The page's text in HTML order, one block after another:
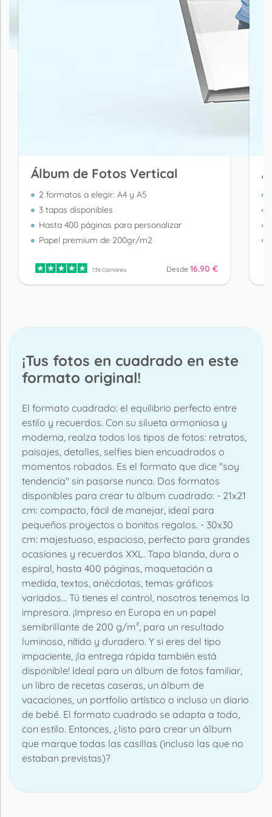
Álbum de Fotos Vertical
2 formatos a elegir: A4 y A5
3 tapas disponibles
Hasta 400 páginas para personalizar
Papel premium de 200gr/m2
736 Opiniones Desde 16.90 €
¡Tus fotos en cuadrado en este
formato original!
El formato cuadrado: el equilibrio perfecto entre
estilo y recuerdos. Con su silueta armoniosa y
moderna, realza todos los tipos de fotos: retratos,
paisajes, detalles, selfies bien encuadrados o
momentos robados. Es el formato que dice "soy
tendencia" sin pasarse nunca. Dos formatos
disponibles para crear tu álbum cuadrado: - 21x21
cm: compacto, fácil de manejar, ideal para
pequeños proyectos o bonitos regalos. - 30x30
cm: majestuoso, espacioso, perfecto para grandes
ocasiones y recuerdos XXL. Tapa blanda, dura o
espiral, hasta 400 páginas, maquetación a
medida, textos, anécdotas, temas gráficos
variados... Tú tienes el control, nosotros tenemos la
impresora. ¡Impreso en Europa en un papel
semibrillante de 200 g/m², para un resultado
luminoso, nítido y duradero. Y si eres del tipo
impaciente, ¡la entrega rápida también está
disponible! Ideal para un álbum de fotos familiar,
un libro de recetas caseras, un álbum de
vacaciones, un portfolio artístico o incluso un diario
de bebé. El formato cuadrado se adapta a todo,
con estilo. Entonces, ¿listo para crear un álbum
que marque todas las casillas (incluso las que no
estaban previstas)?